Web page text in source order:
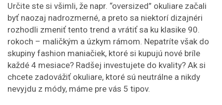
Určite ste si všimli, že napr. “oversized” okuliare začali
byť naozaj nadrozmerné, a preto sa niektorí dizajnéri
rozhodli zmeniť tento trend a vrátiť sa ku klasike 90.
rokoch – maličkým a úzkym rámom. Nepatríte však do
skupiny fashion maniačiek, ktoré si kupujú nové bríle
každé 4 mesiace? Radšej investujete do kvality? Ak si
chcete zadovážiť okuliare, ktoré sú neutrálne a nikdy
nevyjdu z módy, máme pre vás 5 tipov.